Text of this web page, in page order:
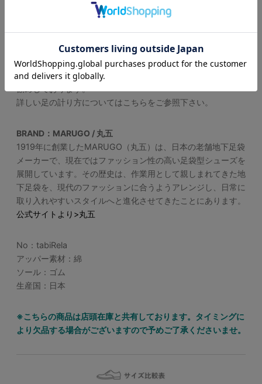
インソールも綿なので、手洗いにてお洗濯が可能です。その際
は中性洗剤をご使用下さい。
詳しいお手入れ方法はこちら。
サイズの選び方
履いた時に爪先に0.5cm~1.0cmのスペースがあるサイズをお
詳しい足の計り方についてはこちらをご参照下さい。
BRAND：MARUGO / 丸五
1919年に創業したMARUGO（丸五）は、日本の老舗地下足袋
メーカーで、現在ではファッション性の高い足袋型シューズを
展開しています。その歴史は、作業用として親しまれてきた地
下足袋を、現代のファッションに合うようアレンジし、日常に
取り入れやすいスタイルへと進化させてきたことにあります。
公式サイトより>丸五
No：tabiRela
アッパー素材：綿
ソール：ゴム
生産国：日本
※こちらの商品は店頭在庫と共有しております。タイミングに
より欠品する場合がございますので予めご了承くださいませ。